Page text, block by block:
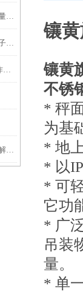
正确维护防爆电子地磅能确保测量结果的准确性
防爆地磅（防爆钢瓶称）防爆电子桌秤无法去皮的解决方法
防爆电子桌秤-化工/医药用防爆炸电子称产品推荐
防爆电子秤称重数值出现负数的解决方法
镶
镶黄
不锈
* 秤
为基
* 地
* 以
* 可
它功
* 广
吊装
量。
* 单